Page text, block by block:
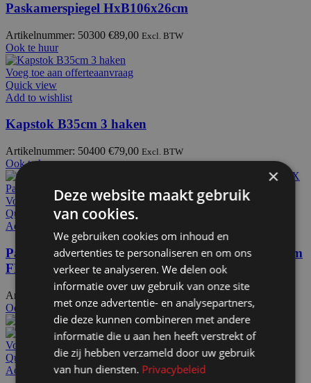
Paskamerspiegel HxB106x26cm
Artikelnummer: 50300 €89,00 Excl. BTW
Ook te huur
Voeg toe aan offerteaanvraag
Quick view
Add to wishlist
Kapstok B35cm 3 haken
Artikelnummer: 50400 €79,00 Excl. BTW
Ook te huur
Voeg toe aan offerteaanvraag
Quick view
Add to wishlist
Pashokje demontabel zwart HxBxD200x100x100cm
FLX
Artikelnummer: 51110 Excl. BTW
Ook te huur
Voeg toe aan offerteaanvraag
Quick view
Add to wishlist
×
Deze website maakt gebruik
van cookies.
We gebruiken cookies om inhoud en
advertenties te personaliseren en om ons
verkeer te analyseren. We delen ook
informatie over uw gebruik van onze site
met onze advertentie- en analysepartners,
die deze kunnen combineren met andere
informatie die u aan hen heeft verstrekt of
die zij hebben verzameld door uw gebruik
van hun diensten. Privacybeleid